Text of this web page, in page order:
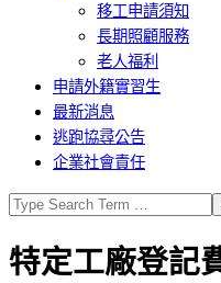
移工申請須知
長期照顧服務
老人福利
申請外籍實習生
最新消息
逃跑協尋公告
企業社會責任
Search
特定工廠登記